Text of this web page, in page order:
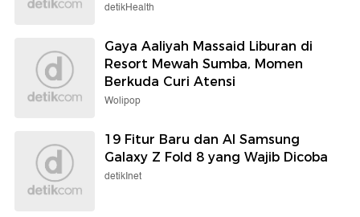
detikHealth
Gaya Aaliyah Massaid Liburan di
Resort Mewah Sumba, Momen
Berkuda Curi Atensi
Wolipop
19 Fitur Baru dan AI Samsung
Galaxy Z Fold 8 yang Wajib Dicoba
detikInet